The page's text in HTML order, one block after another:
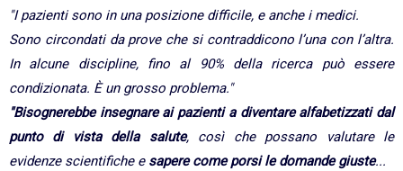
"I pazienti sono in una posizione difficile, e anche i medici.
Sono circondati da prove che si contraddicono l’una con l’altra.
In alcune discipline, fino al 90% della ricerca può essere
condizionata. È un grosso problema."
"Bisognerebbe insegnare ai pazienti a diventare alfabetizzati dal
punto di vista della salute, così che possano valutare le
evidenze scientifiche e sapere come porsi le domande giuste...